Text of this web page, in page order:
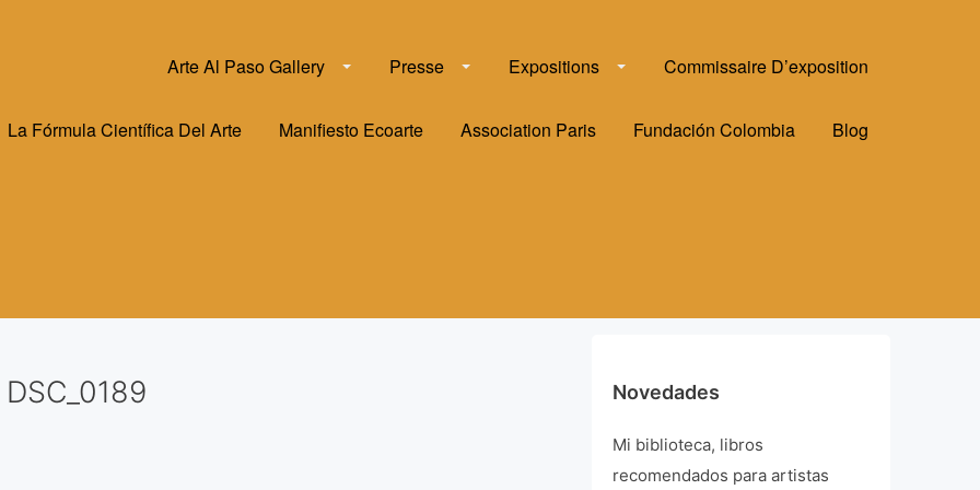
Arte Al Paso Gallery Presse Expositions Commissaire D’exposition
La Fórmula Científica Del Arte Manifiesto Ecoarte Association Paris Fundación Colombia Blog
DSC_0189 Novedades
Mi biblioteca, libros
recomendados para artistas